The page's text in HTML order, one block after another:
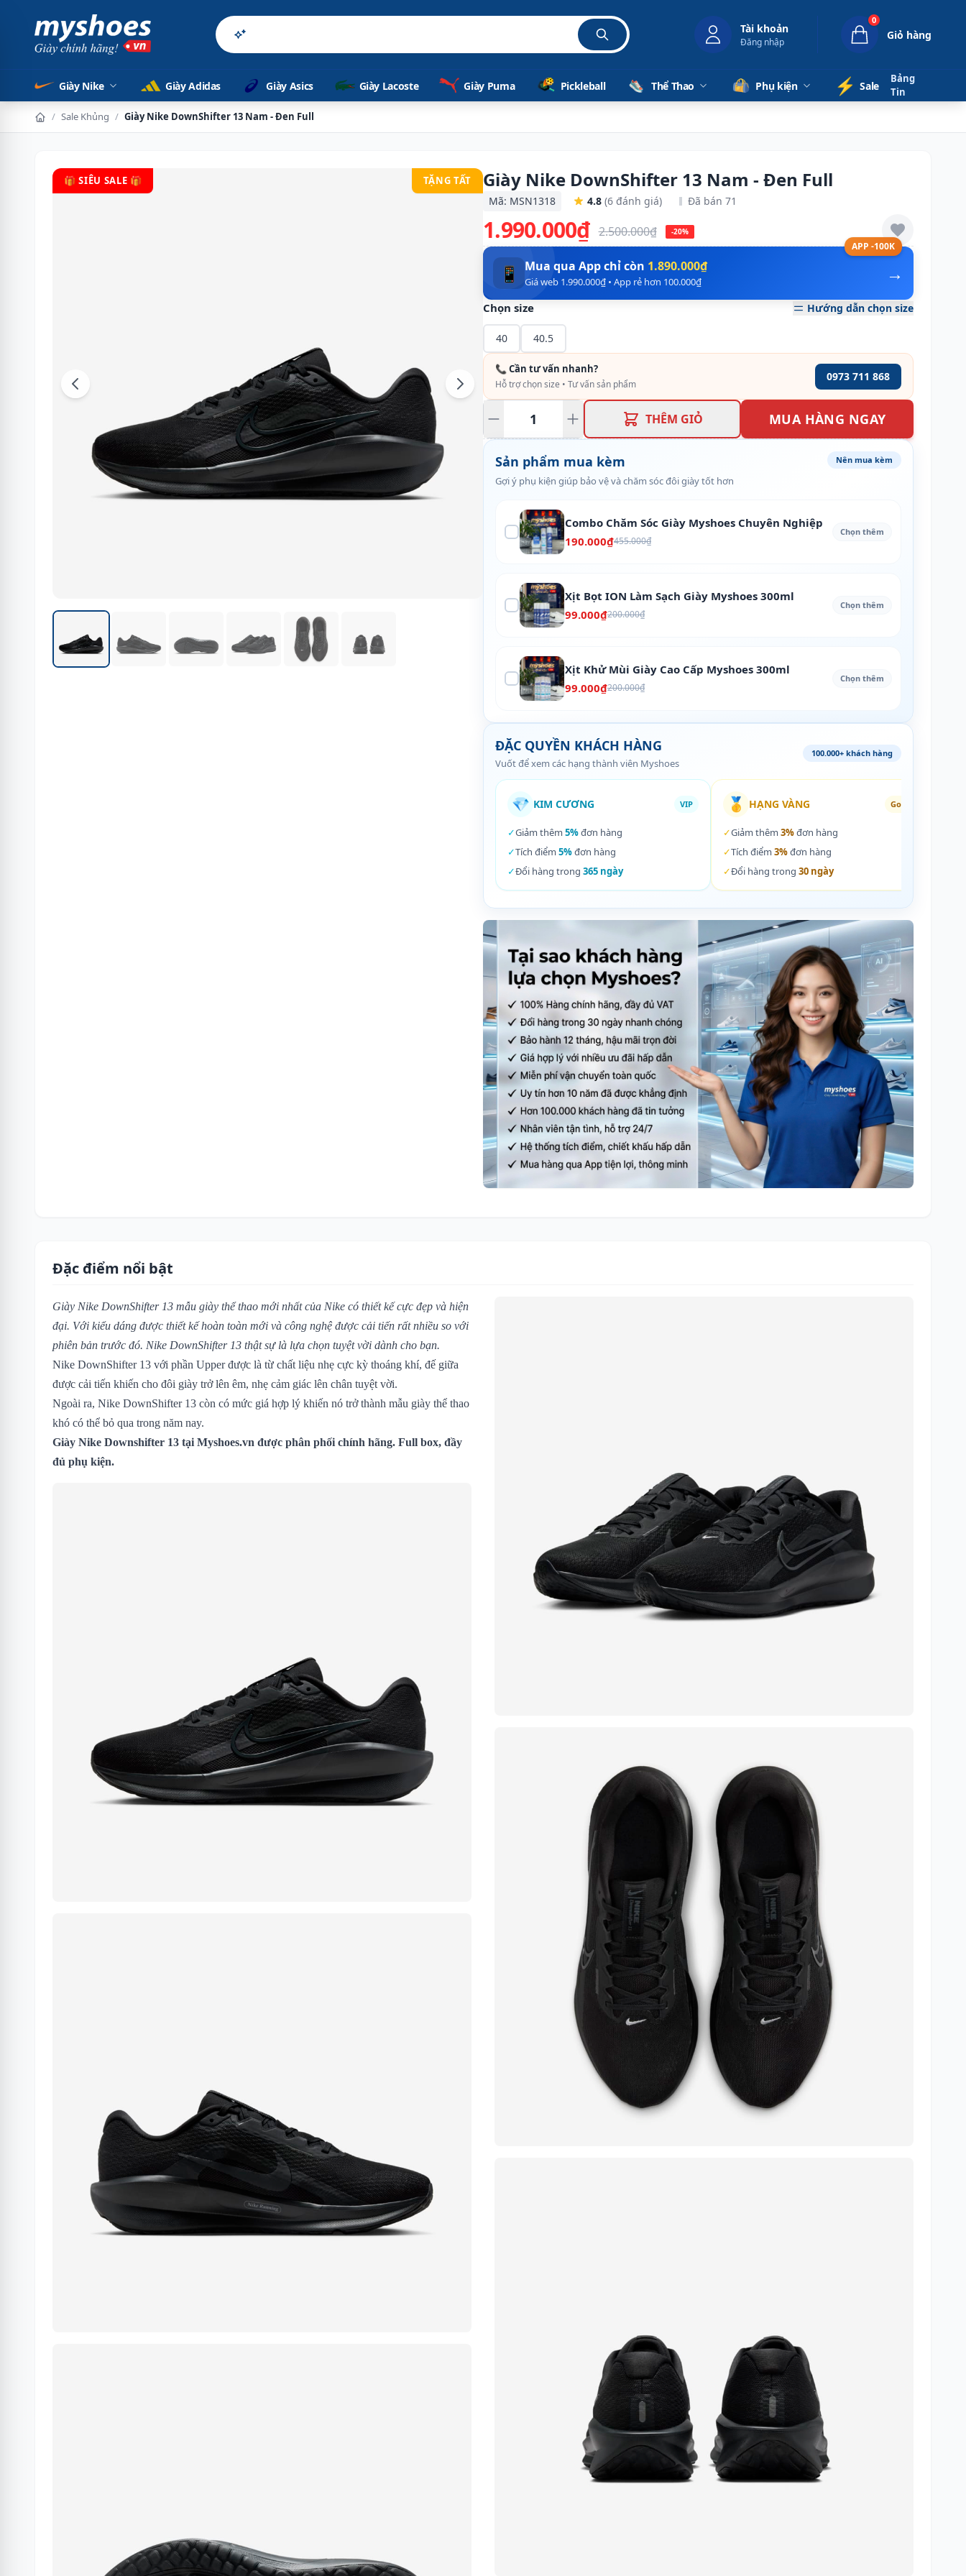
Sản phẩm chính h Tài khoản
Đăng nhập
0
Giỏ hàng
Giày Nike Giày Adidas Giày Asics Giày Lacoste Giày Puma Pickleball Thể Thao Phụ kiện ⚡️ Sale
Bảng
Tin
/ Sale Khủng / Giày Nike DownShifter 13 Nam - Đen Full
🎁 SIÊU SALE 🎁 TẶNG TẤT Giày Nike DownShifter 13 Nam - Đen Full
Mã: MSN1318 4.8 (6 đánh giá) Đã bán 71
1.990.000₫ 2.500.000₫ -20%
APP -100K
→
📱 Mua qua App chỉ còn 1.890.000₫
Giá web 1.990.000₫ • App rẻ hơn 100.000₫
Chọn size Hướng dẫn chọn size
40 40.5
📞 Cần tư vấn nhanh?
Hỗ trợ chọn size • Tư vấn sản phẩm
0973 711 868
THÊM GIỎ MUA HÀNG NGAY
Sản phẩm mua kèm
Gợi ý phụ kiện giúp bảo vệ và chăm sóc đôi giày tốt hơn
Nên mua kèm
Combo Chăm Sóc Giày Myshoes Chuyên Nghiệp
190.000₫455.000₫
Chọn thêm
Xịt Bọt ION Làm Sạch Giày Myshoes 300ml
99.000₫200.000₫
Chọn thêm
Xịt Khử Mùi Giày Cao Cấp Myshoes 300ml
99.000₫200.000₫
Chọn thêm
ĐẶC QUYỀN KHÁCH HÀNG
Vuốt để xem các hạng thành viên Myshoes
100.000+ khách hàng
💎 KIM CƯƠNG VIP
✓Giảm thêm 5%đơn hàng
✓Tích điểm 5%đơn hàng
✓Đổi hàng trong 365 ngày
🥇 HẠNG VÀNG Gold
✓Giảm thêm 3%đơn hàng
✓Tích điểm 3%đơn hàng
✓Đổi hàng trong 30 ngày
Đặc điểm nổi bật
Giày Nike DownShifter 13 mẫu giày thể thao mới nhất của Nike có thiết kế cực đẹp và hiện
đại. Với kiểu dáng được thiết kế hoàn toàn mới và công nghệ được cải tiến rất nhiều so với
phiên bản trước đó. Nike DownShifter 13 thật sự là lựa chọn tuyệt vời dành cho bạn.
Nike DownShifter 13 với phần Upper được là từ chất liệu nhẹ cực kỳ thoáng khí, đế giữa
được cải tiến khiến cho đôi giày trở lên êm, nhẹ cảm giác lên chân tuyệt vời.
Ngoài ra, Nike DownShifter 13 còn có mức giá hợp lý khiến nó trở thành mẫu giày thể thao
khó có thể bỏ qua trong năm nay.
Giày Nike Downshifter 13 tại Myshoes.vn được phân phối chính hãng. Full box, đầy
đủ phụ kiện.